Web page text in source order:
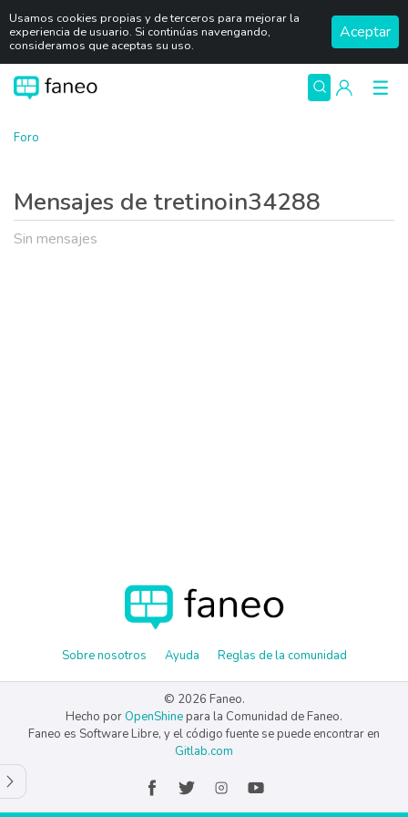
Usamos cookies propias y de terceros para mejorar la
experiencia de usuario. Si continúas navengando,
consideramos que aceptas su uso.
Aceptar
Foro
Mensajes de tretinoin34288
Sin mensajes
Sobre nosotros Ayuda Reglas de la comunidad
© 2026 Faneo.
Hecho por OpenShine para la Comunidad de Faneo.
Faneo es Software Libre, y el código fuente se puede encontrar en
Gitlab.com